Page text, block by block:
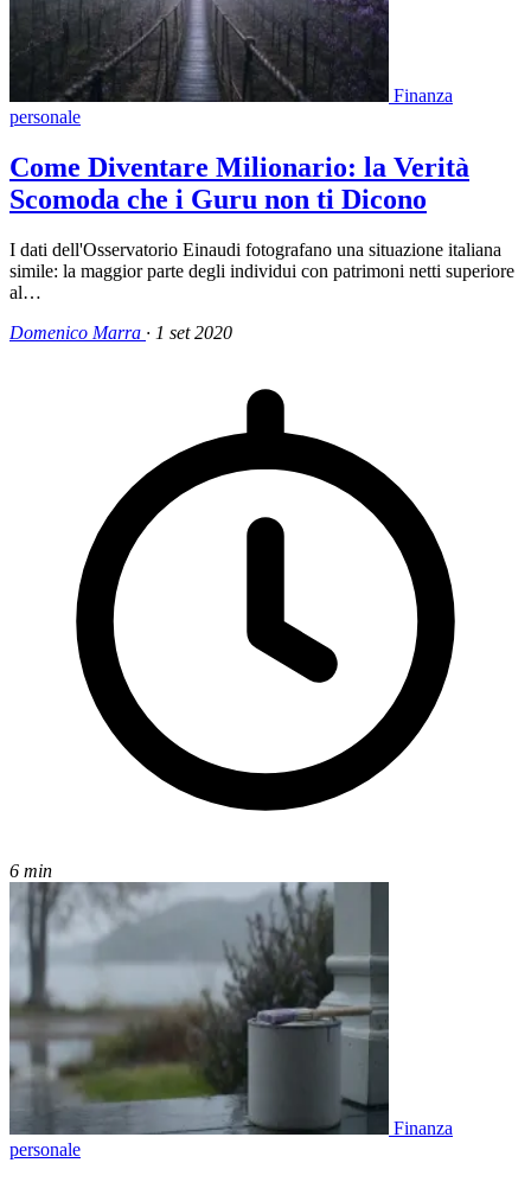
Finanza
personale
Come Diventare Milionario: la Verità
Scomoda che i Guru non ti Dicono
I dati dell'Osservatorio Einaudi fotografano una situazione italiana
simile: la maggior parte degli individui con patrimoni netti superiore
al…
Domenico Marra · 1 set 2020
6 min
Finanza
personale